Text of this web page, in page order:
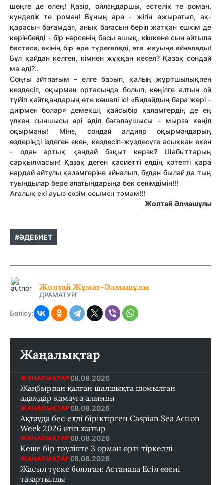
шөңге де өлең! Қазір, ойлаңдаршы, естелік те роман,
күнделік те роман! Бұның ара – жігін ажыратып, ақ-
қарасын бағамдап, анық бағасын беріп жатқан ешкім де
көрінбейді – бір нәрсенің басы ашық, кішкене сын айтыла
бастаса, екінің бірі өре түрегеледі, ата жауыңа айналады!
Бұл қайдан келген, кімнен жұққан кесел? Қазақ сондай
ма еді?..
Соңғы айтпағым – елге барып, қалың жұртшылықпен
кездесіп, оқырман ортасында болып, көңілге алтын ой
түйіп қайтқандарың өте көшелі іс! «Бидайдың бара жері –
диірмен болар» демекші, қайсыбір қаламгердің де ең
үлкен сыншысы әрі әділ бағалаушысы – мырза көңіл
оқырманы! Міне, сондай алдияр оқырмандарың
өздеріңді іздеген екен, кездесіп-жүздесуге асыққан екен
- одан артық қандай бақыт керек? Шабыттарың
сарқылмасын! Қазақ деген қасиетті елдің кәтепті қара
нардай айтулы қаламгеріне айналып, бұдан былай да тың
туындылар бере алатындарыңа бек сенімдімін!!!
Ағалық екі ауыз сөзім осымен тәмам!!!
Жолтай Әлмашұлы
#ӘДЕБИЕТ
Жолтай Жұмат-Әлмашұлы
ДРАМАТУРГ
Бөлісу:
Жаңалықтар
ЖАҢАЛЫҚТАР 08.08.2026
Жаңбырдан қалған шалшықта шомылған
адамдар қамауға алынды
ЖАҢАЛЫҚТАР 08.08.2026
Ақтауда бес елді біріктірген Caspian Sea Action
Week 2026 өтіп жатыр
ЖАҢАЛЫҚТАР 08.08.2026
Кеше бір тәулікте 3 орман өрті тіркелді
ЖАҢАЛЫҚТАР 08.08.2026
Жасыл түске боялған: Астанада Есіл өзені
тазартылды